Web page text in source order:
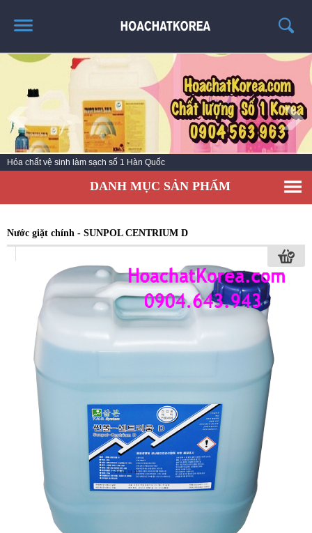
TRANG CHỦ
GIỚI THIỆU
THÔNG TIN SẢN PHẨM
TIN TỨC
LIÊN HỆ
Hóa chất vệ sinh làm sạch số 1 Hàn Quốc
DANH MỤC SẢN PHẨM
Nước giặt chính - SUNPOL CENTRIUM D